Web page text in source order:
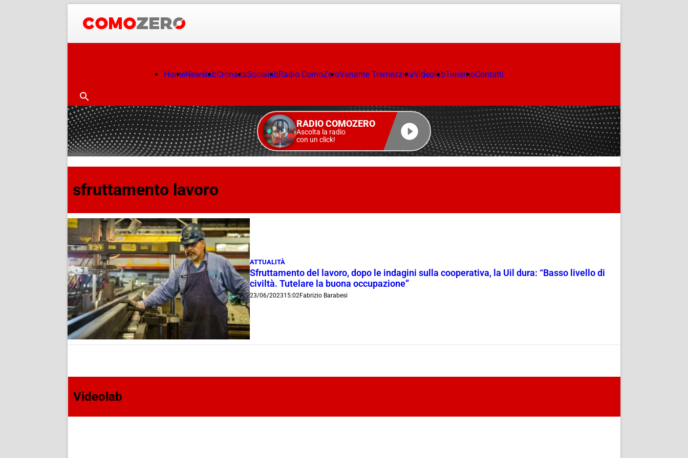
HomeNewslabCronacaSocialabRadio ComoZeroVariante TremezzinaVideolabTurismoContatti
RADIO COMOZERO
Ascolta la radio
con un click!
sfruttamento lavoro
ATTUALITÀ
Sfruttamento del lavoro, dopo le indagini sulla cooperativa, la Uil dura: “Basso livello di
civiltà. Tutelare la buona occupazione”
23/06/202315:02Fabrizio Barabesi
Videolab